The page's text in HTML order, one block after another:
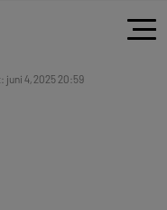
juni 4, 2025 20:59